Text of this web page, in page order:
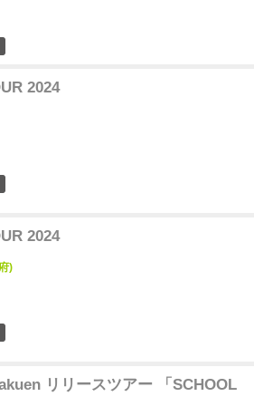
2024
2024
)
リリースツアー 「SCHOOL